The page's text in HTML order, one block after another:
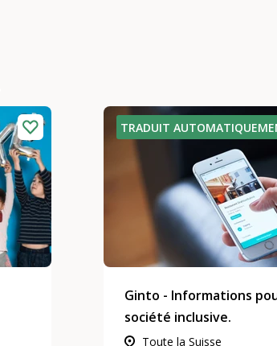
TRADUIT
Ginto - Informations
société inclusive.
Toute la Suisse